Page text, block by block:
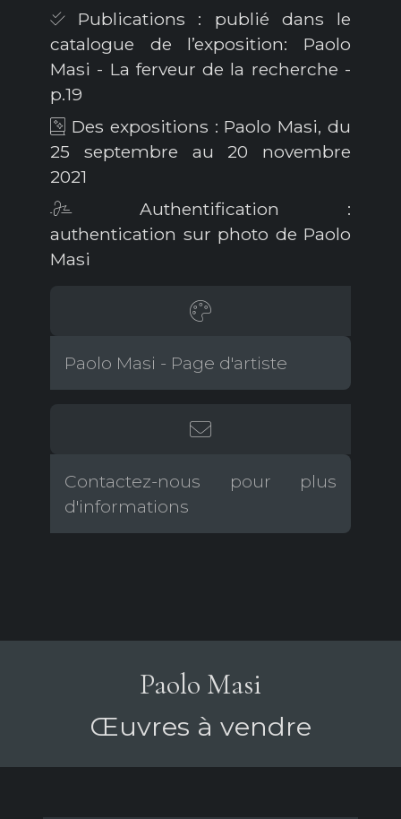
Publications : publié dans le
catalogue de l’exposition: Paolo
Masi - La ferveur de la recherche -
p.19
Des expositions : Paolo Masi, du
25 septembre au 20 novembre
2021
Authentification :
authentication sur photo de Paolo
Masi
Paolo Masi - Page d'artiste
Contactez-nous pour plus
d'informations
Paolo Masi
Œuvres à vendre